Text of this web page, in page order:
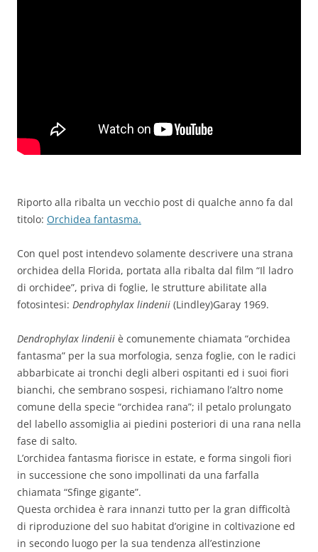
Riporto alla ribalta un vecchio post di qualche anno fa dal
titolo: Orchidea fantasma.
Con quel post intendevo solamente descrivere una strana
orchidea della Florida, portata alla ribalta dal film “Il ladro
di orchidee”, priva di foglie, le strutture abilitate alla
fotosintesi: Dendrophylax lindenii (Lindley)Garay 1969.
Dendrophylax lindenii è comunemente chiamata “orchidea
fantasma” per la sua morfologia, senza foglie, con le radici
abbarbicate ai tronchi degli alberi ospitanti ed i suoi fiori
bianchi, che sembrano sospesi, richiamano l’altro nome
comune della specie “orchidea rana”; il petalo prolungato
del labello assomiglia ai piedini posteriori di una rana nella
fase di salto.
L’orchidea fantasma fiorisce in estate, e forma singoli fiori
in successione che sono impollinati da una farfalla
chiamata “Sfinge gigante”.
Questa orchidea è rara innanzi tutto per la gran difficoltà
di riproduzione del suo habitat d’origine in coltivazione ed
in secondo luogo per la sua tendenza all’estinzione